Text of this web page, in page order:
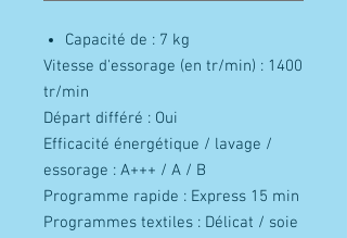
Capacité de : 7 kg
Vitesse d'essorage (en tr/min) : 1400
tr/min
Départ différé : Oui
Efficacité énergétique / lavage /
essorage : A+++ / A / B
Programme rapide : Express 15 min
Programmes textiles : Délicat / soie